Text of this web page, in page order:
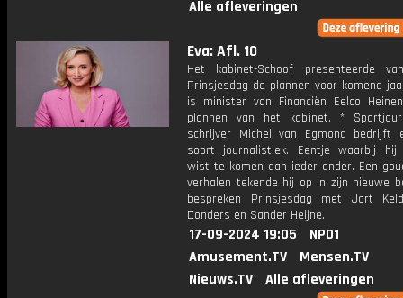
Alle afleveringen
Eva: Afl. 10
Het kabinet-Schoof presenteerde
Prinsjesdag de plannen voor komend
is minister van Financiën Eelco
plannen van het kabinet. *
schrijver Michel van Egmond bedrijft
soort journalistiek. Eentje waarbij hij
wist te komen dan ieder ander. Een
verhalen tekende hij op in zijn nieuwe
bespreken Prinsjesdag met Jort
Donders en Sander Heijne.
17-09-2024 19:05
NPO1
Amusement.TV
Mensen.TV
Nieuws.TV
Alle afleveringen